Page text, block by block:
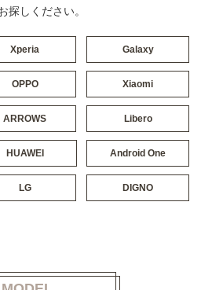
探しください。
Xperia Galaxy
OPPO Xiaomi
ARROWS Libero
HUAWEI Android One
LG DIGNO